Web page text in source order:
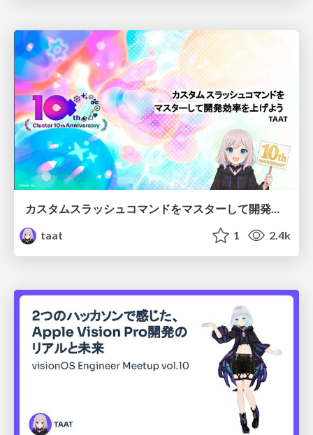
カスタムスラッシュコマンドをマスターして開発効率を上げよう
taat
1 2.4k